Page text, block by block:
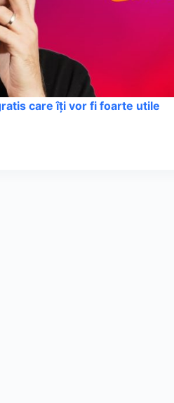
care îți vor fi foarte utile